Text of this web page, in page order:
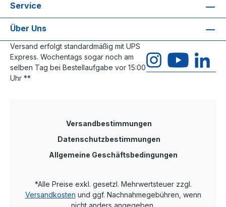
Service
Über Uns
Versand erfolgt standardmäßig mit UPS
Express. Wochentags sogar noch am
selben Tag bei Bestellaufgabe vor 15:00
Uhr **
Versandbestimmungen
Datenschutzbestimmungen
Allgemeine Geschäftsbedingungen
*Alle Preise exkl. gesetzl. Mehrwertsteuer zzgl.
Versandkosten und ggf. Nachnahmegebühren, wenn